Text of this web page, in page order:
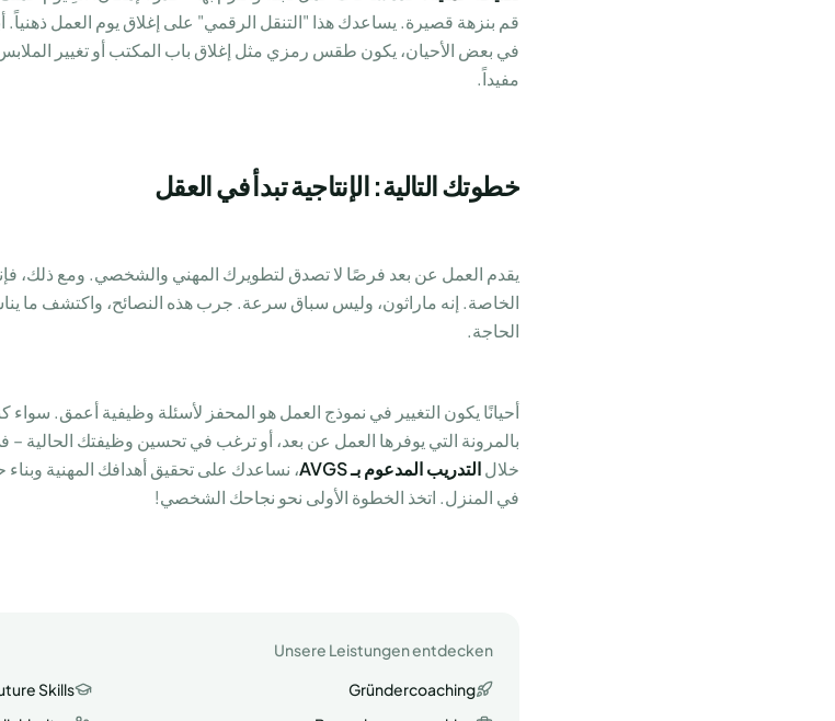
قم بنزهة قصيرة. يساعدك هذا "التنقل الرقمي" على إغلاق يوم العمل
في بعض الأحيان، يكون طقس رمزي مثل إغلاق باب المكتب أو تغيير
مفيداً.
خطوتك التالية: الإنتاجية تبدأ في العقل
يقدم العمل عن بعد فرصًا لا تصدق لتطويرك المهني والشخصي. ومع ذلك،
الخاصة. إنه ماراثون، وليس سباق سرعة. جرب هذه النصائح، واكتشف ما
الحاجة.
أحيانًا يكون التغيير في نموذج العمل هو المحفز لأسئلة وظيفية أعمق.
خلالالتدريب المدعوم بـ AVGS
، نساعدك على تحقيق أهدافك المهنية
في المنزل. اتخذ الخطوة الأولى نحو نجاحك الشخصي!
Unsere Leistungen entdecken
Gründercoaching
Skills